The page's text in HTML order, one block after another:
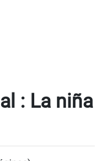
: La niña